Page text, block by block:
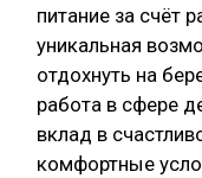
питание за счёт
уникальная
отдохнуть на
работа в сфере
вклад в
комфортные